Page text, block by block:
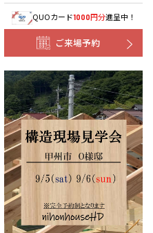
QUOカード1000円分進呈中！
ご来場予約